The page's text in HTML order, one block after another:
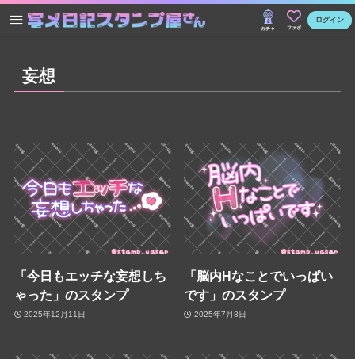
ガチャ ファボ
ログイン
妄想
「今日もエッチな妄想しち
ゃった」のスタンプ
2025年12月11日
「脳内Hなことでいっぱい
です」のスタンプ
2025年7月8日